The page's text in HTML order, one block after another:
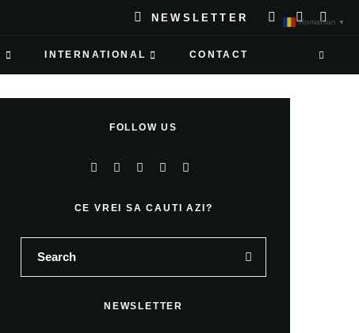
NEWSLETTER
INTERNATIONAL CONTACT
FOLLOW US
CE VREI SA CAUTI AZI?
NEWSLETTER
Romanian ▼